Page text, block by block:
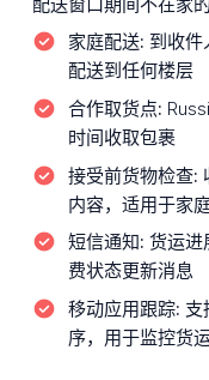
家庭配送: 到收件
配送到任何楼层
合作取货点:
时间收取包裹
接受前货物检查:
内容，适用于家
短信通知: 货运进
费状态更新消息
移动应用跟踪: 支
序，用于监控货